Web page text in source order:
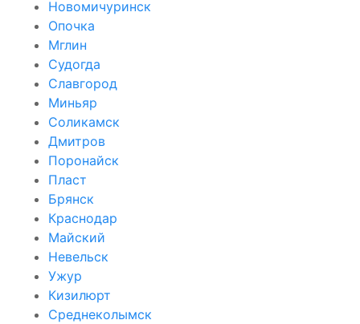
Новомичуринск
Опочка
Мглин
Судогда
Славгород
Миньяр
Соликамск
Дмитров
Поронайск
Пласт
Брянск
Краснодар
Майский
Невельск
Ужур
Кизилюрт
Среднеколымск